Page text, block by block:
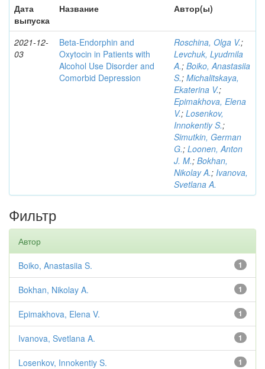
Дата
выпуска
Название Автор(ы)
2021-12-
03
Beta-Endorphin and
Oxytocin in Patients with
Alcohol Use Disorder and
Comorbid Depression
Roschina, Olga V.;
Levchuk, Lyudmila
A.; Boiko, Anastasiia
S.; Michalitskaya,
Ekaterina V.;
Epimakhova, Elena
V.; Losenkov,
Innokentiy S.;
Simutkin, German
G.; Loonen, Anton
J. M.; Bokhan,
Nikolay A.; Ivanova,
Svetlana A.
Фильтр
Автор
1
Boiko, Anastasiia S.
1
Bokhan, Nikolay A.
1
Epimakhova, Elena V.
1
Ivanova, Svetlana A.
1
Losenkov, Innokentiy S.